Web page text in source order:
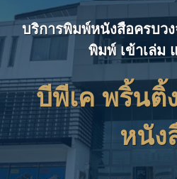
บริการพิมพ์หนังสือครบว
พิมพ์ เข้าเล่ม
บีพีเค พริ้นติ้
หนัง